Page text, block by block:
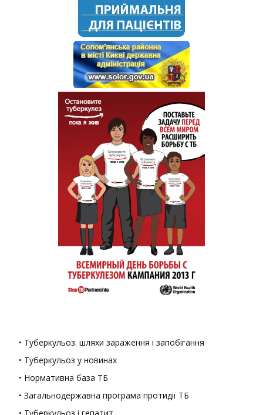
• Туберкульоз: шляхи зараження і запобігання
• Туберкульоз у новинах
• Нормативна база ТБ
• Загальнодержавна програма протидії ТБ